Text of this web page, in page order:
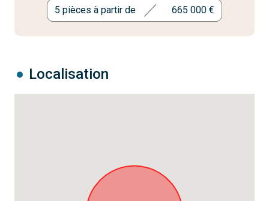
5 pièces à partir de 665 000 €
Localisation